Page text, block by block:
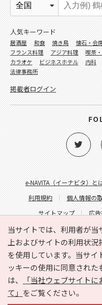
当サイトでは、利用者が
上およびサイトの利用状
を使用しています。当サイ
ッキーの使用に同意され
は、
「当社ウェブサイト
て」 をご覧ください。
e-NAVITA（イーナビタ）と
利用規約
個人情報の
サイトマップ
広
サイトの内
人気キーワード
居酒屋 和食 焼き鳥 懐石・会
フランス料理
アジア料理 喫茶
カラオケ
ビジネスホテル 内科
法律事務所
掲載者ログイン
Copyright ©